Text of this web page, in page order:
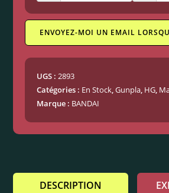
ENVOYEZ-MOI UN EMAIL
UGS :2893
Catégories : En Stock,Gunpla, HG,
Marque : BANDAI
DESCRIPTION